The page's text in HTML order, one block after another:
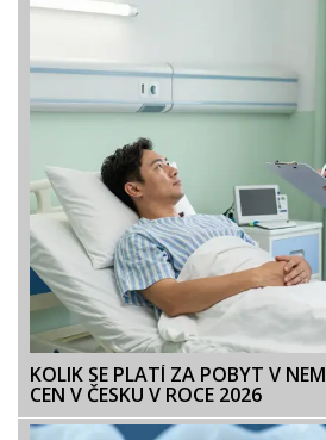
KOLIK SE PLATÍ ZA POBYT V
CEN V ČESKU V ROCE 2026